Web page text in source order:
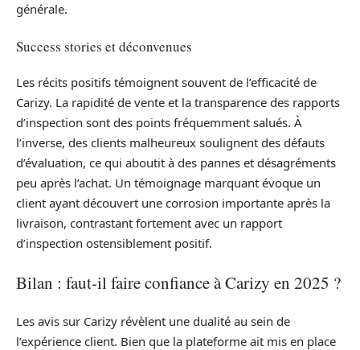
générale.
Success stories et déconvenues
Les récits positifs témoignent souvent de l’efficacité de
Carizy. La rapidité de vente et la transparence des rapports
d’inspection sont des points fréquemment salués. À
l’inverse, des clients malheureux soulignent des défauts
d’évaluation, ce qui aboutit à des pannes et désagréments
peu après l’achat. Un témoignage marquant évoque un
client ayant découvert une corrosion importante après la
livraison, contrastant fortement avec un rapport
d’inspection ostensiblement positif.
Bilan : faut-il faire confiance à Carizy en 2025 ?
Les avis sur Carizy révèlent une dualité au sein de
l’expérience client. Bien que la plateforme ait mis en place